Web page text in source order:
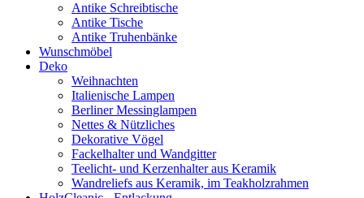
Antike Schreibtische
Antike Tische
Antike Truhenbänke
Wunschmöbel
Deko
Weihnachten
Italienische Lampen
Berliner Messinglampen
Nettes & Nützliches
Dekorative Vögel
Fackelhalter und Wandgitter
Teelicht- und Kerzenhalter aus Keramik
Wandreliefs aus Keramik, im Teakholzrahmen